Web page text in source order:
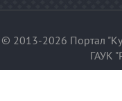
© 2013-2026 Портал
ГАУК